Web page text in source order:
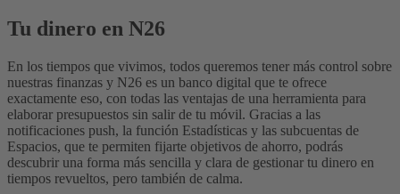
Tu dinero en N26
En los tiempos que vivimos, todos queremos tener más control sobre
nuestras finanzas y N26 es un banco digital que te ofrece
exactamente eso, con todas las ventajas de una herramienta para
elaborar presupuestos sin salir de tu móvil. Gracias a las
notificaciones push, la función Estadísticas y las subcuentas de
Espacios, que te permiten fijarte objetivos de ahorro, podrás
descubrir una forma más sencilla y clara de gestionar tu dinero en
tiempos revueltos, pero también de calma.